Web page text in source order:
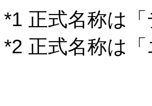
*1 正式名称は
*2 正式名称は